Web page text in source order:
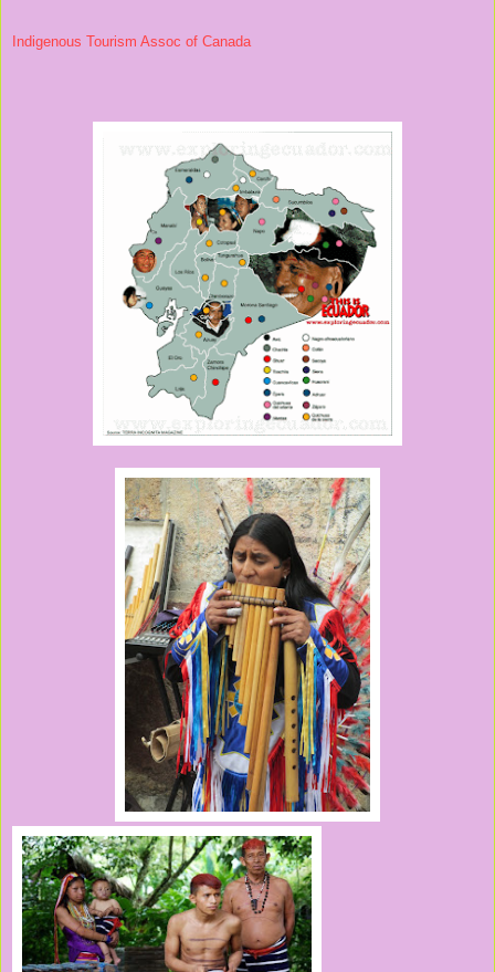
Indigenous Tourism Assoc of Canada